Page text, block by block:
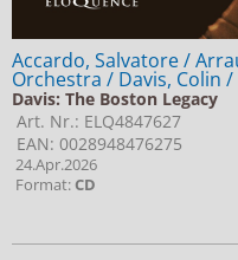
Accardo, Salvatore /
Orchestra / Davis, Colin
Davis: The Boston Legacy
Art. Nr.: ELQ4847627
EAN: 0028948476275
24.Apr.2026
Format:CD